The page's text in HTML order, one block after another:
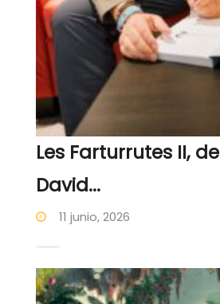
Les Farturrutes II, de
David...
11 junio, 2026